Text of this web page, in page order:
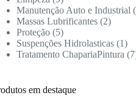
Manutenção Auto e Industrial
Massas Lubrificantes 2
Proteção 5
Suspenções Hidrolasticas 1
Tratamento ChapariaPintura
7
em destaque